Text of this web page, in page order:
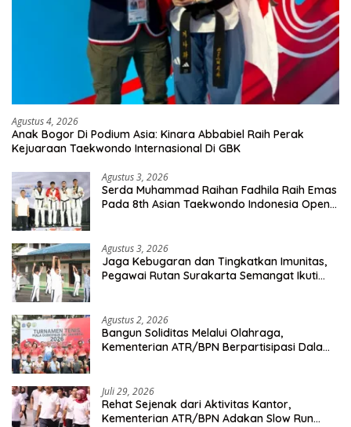
Agustus 4, 2026
Anak Bogor Di Podium Asia: Kinara Abbabiel Raih Perak
Kejuaraan Taekwondo Internasional Di GBK
Agustus 3, 2026
Serda Muhammad Raihan Fadhila Raih Emas
Pada 8th Asian Taekwondo Indonesia Open
Agustus 3, 2026
Jaga Kebugaran dan Tingkatkan Imunitas,
Pegawai Rutan Surakarta Semangat Ikuti
Agustus 2, 2026
Bangun Soliditas Melalui Olahraga,
Kementerian ATR/BPN Berpartisipasi Dalam
Juli 29, 2026
Rehat Sejenak dari Aktivitas Kantor,
Kementerian ATR/BPN Adakan Slow Run